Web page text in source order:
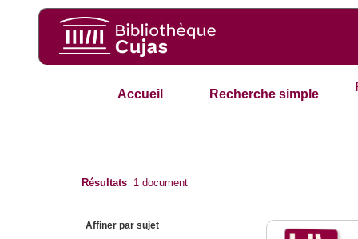
Accueil Recherche simple
Résultats 1 document
Affiner par sujet